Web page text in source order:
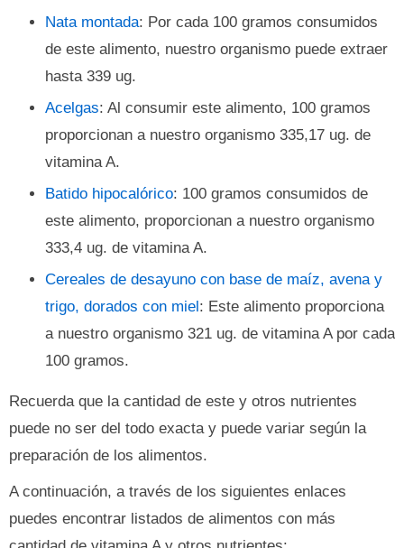
Nata montada: Por cada 100 gramos consumidos
de este alimento, nuestro organismo puede extraer
hasta 339 ug.
Acelgas: Al consumir este alimento, 100 gramos
proporcionan a nuestro organismo 335,17 ug. de
vitamina A.
Batido hipocalórico: 100 gramos consumidos de
este alimento, proporcionan a nuestro organismo
333,4 ug. de vitamina A.
Cereales de desayuno con base de maíz, avena y
trigo, dorados con miel: Este alimento proporciona
a nuestro organismo 321 ug. de vitamina A por cada
100 gramos.
Recuerda que la cantidad de este y otros nutrientes
puede no ser del todo exacta y puede variar según la
preparación de los alimentos.
A continuación, a través de los siguientes enlaces
puedes encontrar listados de alimentos con más